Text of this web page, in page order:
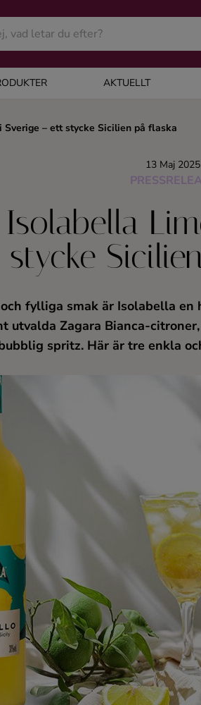
AKTUELLT
– ett stycke Sicilien på flaska
13 Maj 2025
Isolabella
stycke
fylliga smak är Isolabella
utvalda Zagara Bianca-
spritz. Här är tre enkla